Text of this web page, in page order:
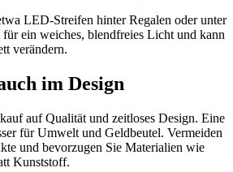
LED-Streifen hinter Regalen oder unter
ein weiches, blendfreies Licht und kann
verändern.
im Design
auf Qualität und zeitloses Design. Eine
für Umwelt und Geldbeutel. Vermeiden
und bevorzugen Sie Materialien wie
Kunststoff.